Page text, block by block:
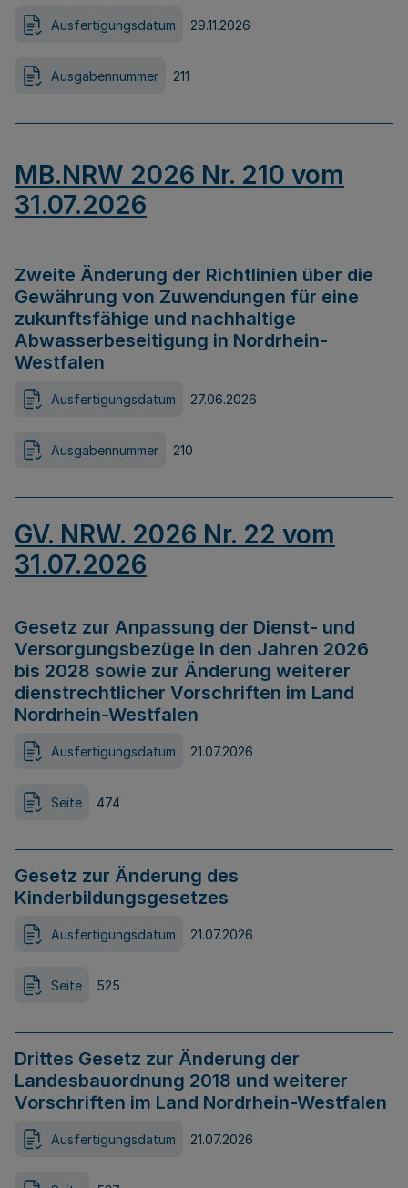
Ausfertigungsdatum 29.11.2026
Ausgabennummer 211
MB.NRW 2026 Nr. 210 vom
31.07.2026
Zweite Änderung der Richtlinien über die
Gewährung von Zuwendungen für eine
zukunftsfähige und nachhaltige
Abwasserbeseitigung in Nordrhein-
Westfalen
Ausfertigungsdatum 27.06.2026
Ausgabennummer 210
GV. NRW. 2026 Nr. 22 vom
31.07.2026
Gesetz zur Anpassung der Dienst- und
Versorgungsbezüge in den Jahren 2026
bis 2028 sowie zur Änderung weiterer
dienstrechtlicher Vorschriften im Land
Nordrhein-Westfalen
Ausfertigungsdatum 21.07.2026
Seite 474
Gesetz zur Änderung des
Kinderbildungsgesetzes
Ausfertigungsdatum 21.07.2026
Seite 525
Drittes Gesetz zur Änderung der
Landesbauordnung 2018 und weiterer
Vorschriften im Land Nordrhein-Westfalen
Ausfertigungsdatum 21.07.2026